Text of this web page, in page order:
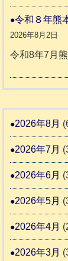
令和８年
2026年8月2日
令和8年7月
2026年8月
2026年7月
2026年6月
2026年5月
2026年4月
2026年3月